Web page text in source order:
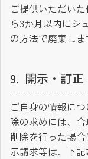
ご提供いただい
ら3か月以内にシ
の方法で廃棄しま
開示・訂
ご自身の情報に
除の求めには、
削除を行った場
示請求等は、下